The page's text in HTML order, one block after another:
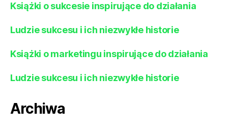
Książki o sukcesie inspirujące do działania
Ludzie sukcesu i ich niezwykłe historie
Książki o marketingu inspirujące do działania
Ludzie sukcesu i ich niezwykłe historie
Archiwa